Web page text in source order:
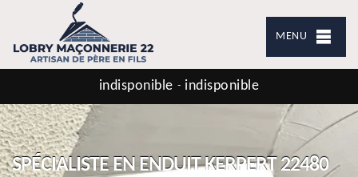
MENU
indisponible - indisponible
SPÉCIALISTE EN ENDUIT KERPERT 22480